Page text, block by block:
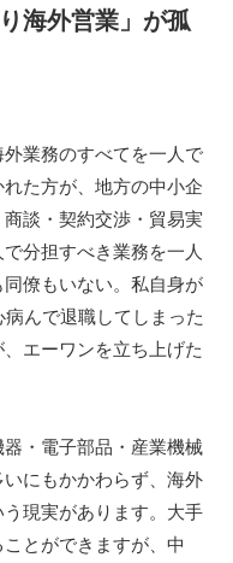
海外営業」が孤
外業務のすべてを一人で
た方が、地方の中小企
談・契約交渉・貿易実
分担すべき業務を一人
僚もいない。私自身が
んで退職してしまった
エーワンを立ち上げた
・電子部品・産業機械
にもかかわらず、海外
現実があります。大手
とができますが、中